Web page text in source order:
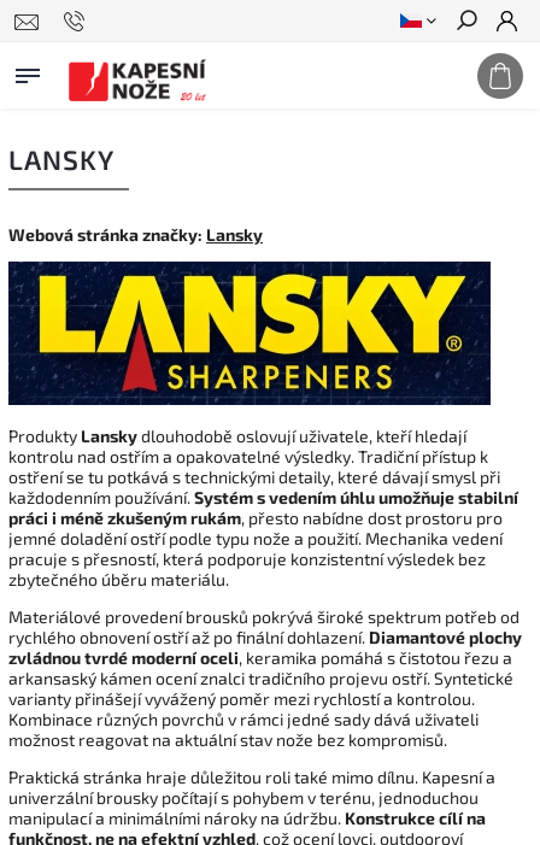
Hledat
LANSKY
Webová stránka značky: Lansky
Produkty Lanskydlouhodobě oslovují uživatele, kteří hledají
kontrolu nad ostřím a opakovatelné výsledky. Tradiční přístup k
ostření se tu potkává s technickými detaily, které dávají smysl při
každodenním používání.Systém s vedením úhlu umožňuje stabilní
práci i méně zkušeným rukám, přesto nabídne dost prostoru pro
jemné doladění ostří podle typu nože a použití. Mechanika vedení
pracuje s přesností, která podporuje konzistentní výsledek bez
zbytečného úběru materiálu.
Materiálové provedení brousků pokrývá široké spektrum potřeb od
rychlého obnovení ostří až po finální dohlazení. Diamantové plochy
zvládnou tvrdé moderní oceli, keramika pomáhá s čistotou řezu a
arkansaský kámen ocení znalci tradičního projevu ostří. Syntetické
varianty přinášejí vyvážený poměr mezi rychlostí a kontrolou.
Kombinace různých povrchů v rámci jedné sady dává uživateli
možnost reagovat na aktuální stav nože bez kompromisů.
Praktická stránka hraje důležitou roli také mimo dílnu. Kapesní a
univerzální brousky počítají s pohybem v terénu, jednoduchou
manipulací a minimálními nároky na údržbu. Konstrukce cílí na
funkčnost, ne na efektní vzhled, což ocení lovci, outdooroví